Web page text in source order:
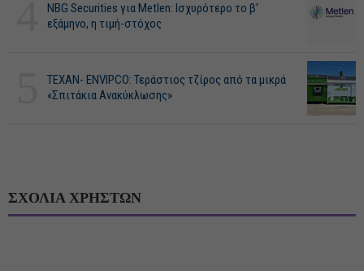
NBG Securities για Metlen: Ισχυρότερο το β'
εξάμηνο, η τιμή-στόχος
ΤΕΧΑΝ- ENVIPCO: Τεράστιος τζίρος από τα μικρά
«Σπιτάκια Ανακύκλωσης»
ΣΧΟΛΙΑ ΧΡΗΣΤΩΝ